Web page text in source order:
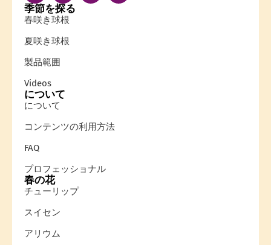
季節を探る
春咲き球根
夏咲き球根
製品範囲
Videos
について
について
コンテンツの利用方法
FAQ
プロフェッショナル
春の花
チューリップ
スイセン
アリウム